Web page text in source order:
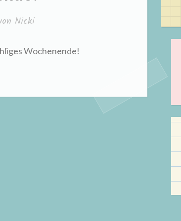
Nicki
Wochenende!